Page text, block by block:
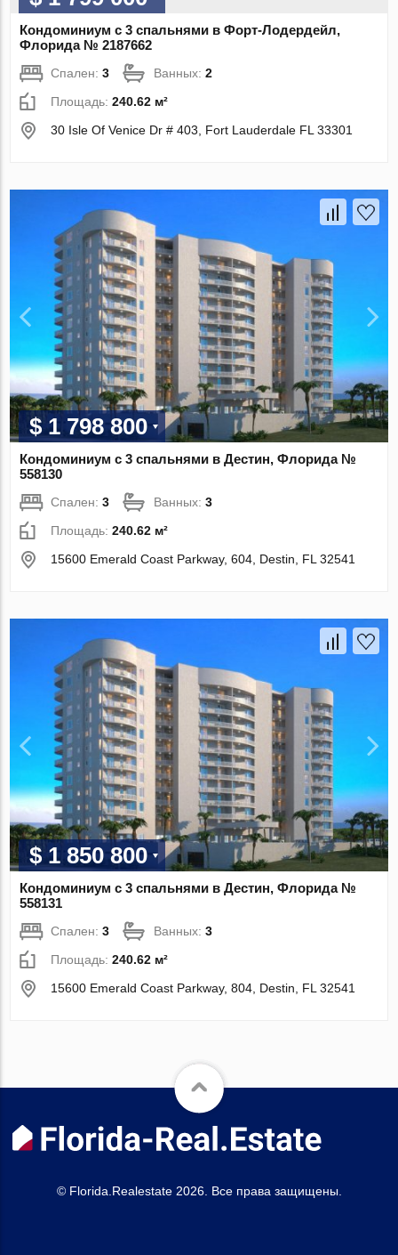
Кондоминиум с 3 спальнями в Форт-Лодердейл,
Флорида № 2187662
Спален:3 Ванных:2
Площадь:240.62 м²
30 Isle Of Venice Dr # 403, Fort Lauderdale FL 33301
$ 1 798 800
Кондоминиум с 3 спальнями в Дестин, Флорида №
558130
Спален:3 Ванных:3
Площадь:240.62 м²
15600 Emerald Coast Parkway, 604, Destin, FL 32541
$ 1 850 800
Кондоминиум с 3 спальнями в Дестин, Флорида №
558131
Спален:3 Ванных:3
Площадь:240.62 м²
15600 Emerald Coast Parkway, 804, Destin, FL 32541
© Florida.Realestate 2026. Все права защищены.